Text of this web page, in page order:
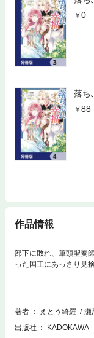
0
落ち
88
作品情報
部下に敗れ、筆頭聖奏
った国王にあっさり見
心の果てにたどり着い
士デニスが現れる。2
見せる大人びた態度に
アが奏でる奇跡の大逆
意ください。
著者 えとう綺羅 瀬
出版社
KADOKAWA